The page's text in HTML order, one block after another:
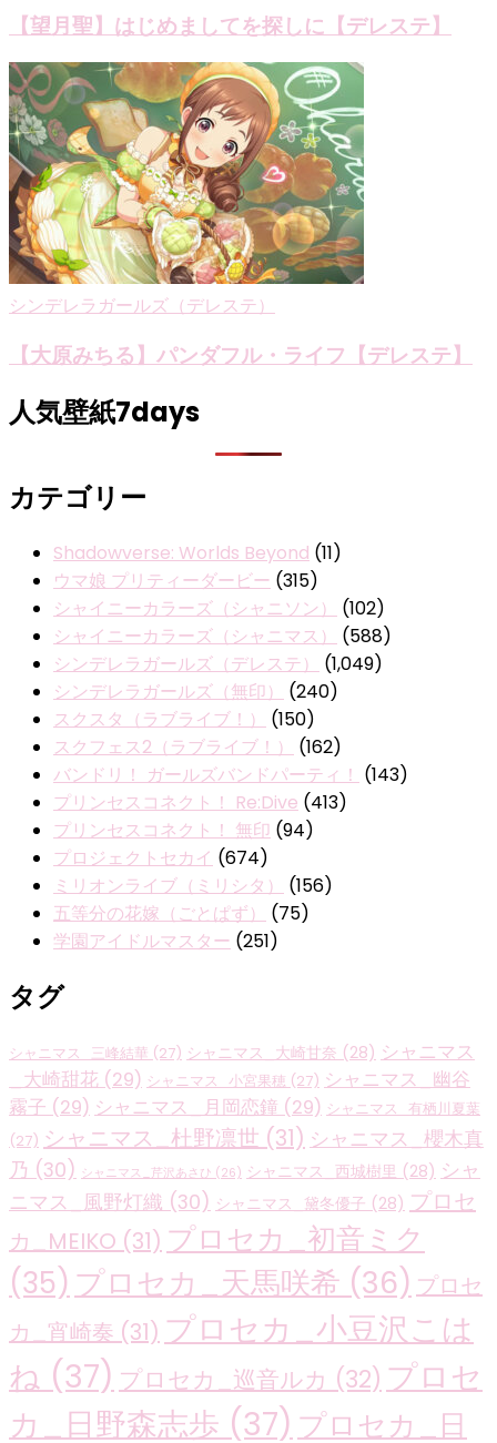
【望月聖】はじめましてを探しに【デレステ】
シンデレラガールズ（デレステ）
【大原みちる】パンダフル・ライフ【デレステ】
人気壁紙7days
カテゴリー
Shadowverse: Worlds Beyond (11)
ウマ娘 プリティーダービー (315)
シャイニーカラーズ（シャニソン）
(102)
シャイニーカラーズ（シャニマス）
(588)
シンデレラガールズ（デレステ）
(1,049)
シンデレラガールズ（無印）
(240)
スクスタ（ラブライブ！）
(150)
スクフェス2（ラブライブ！）
(162)
バンドリ！ ガールズバンドパーティ！ (143)
プリンセスコネクト！ Re:Dive (413)
プリンセスコネクト！ 無印 (94)
プロジェクトセカイ (674)
ミリオンライブ（ミリシタ）
(156)
五等分の花嫁（ごとぱず）
(75)
学園アイドルマスター (251)
タグ
シャニマス_三峰結華 (27) シャニマス_大崎甘奈 (28) シャニマス
_大崎甜花 (29) シャニマス_小宮果穂 (27) シャニマス_幽谷
霧子 (29) シャニマス_月岡恋鐘 (29) シャニマス_有栖川夏葉
(27) シャニマス_杜野凛世 (31) シャニマス_櫻木真
乃 (30) シャニマス_芹沢あさひ (26) シャニマス_西城樹里 (28) シャ
ニマス_風野灯織 (30) シャニマス_黛冬優子 (28) プロセ
カ_MEIKO (31) プロセカ_初音ミク
(35) プロセカ_天馬咲希 (36) プロセ
カ_宵崎奏 (31) プロセカ_小豆沢こは
ね (37) プロセカ_巡音ルカ (32) プロセ
カ_日野森志歩 (37) プロセカ_日